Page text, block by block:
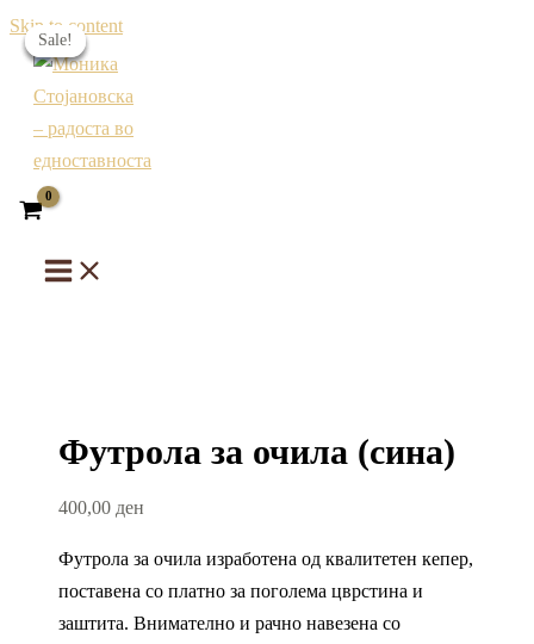
Skip to content
Футрола за очила (сина)
400,00 ден
Футрола за очила изработена од квалитетен кепер,
поставена со платно за поголема цврстина и
заштита. Внимателно и рачно навезена со
Sale!
Sale!
Sale!
Sale!